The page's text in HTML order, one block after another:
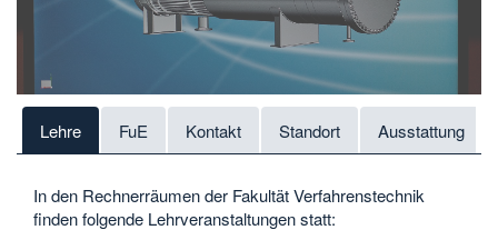
Lehre FuE Kontakt Standort Ausstattung
In den Rechnerräumen der Fakultät Verfahrenstechnik
finden folgende Lehrveranstaltungen statt: